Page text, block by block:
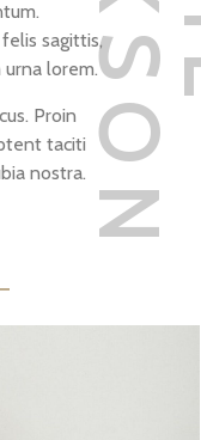
sagittis,
lorem.
Proin
taciti
nostra.